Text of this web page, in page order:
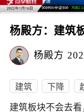
杨殿方：建筑
杨殿方
建筑 下降
建筑板块不会去